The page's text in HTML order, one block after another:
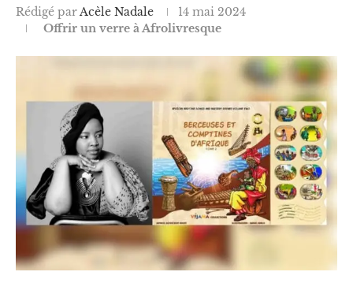
Rédigé parAcèle Nadale
14 mai 2024
Offrir un verre à Afrolivresque